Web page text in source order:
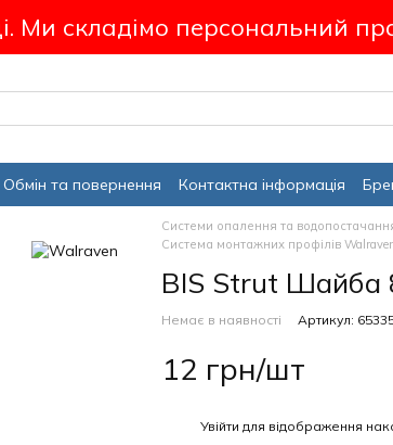
Ми складімо персональний
Обмін та повернення Контактна інформація
Системи опалення та
Система монтажних профілів
BIS Strut Шайба
Немає в наявності Артикул:
12 грн/шт
Увійти для відображення